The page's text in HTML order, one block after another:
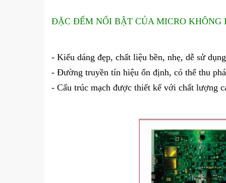
ĐẶC ĐỂM NỔI BẬT CỦA MICRO KHÔNG
- Kiểu dáng đẹp, chất liệu bền, nhẹ, dễ sử dụng
- Đường truyền tín hiệu ổn định, có thể thu
- Cấu trúc mạch được thiết kế với chất lượng